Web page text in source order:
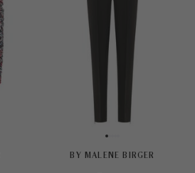
BY MALENE BIRGER